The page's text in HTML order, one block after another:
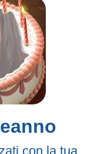
con la tua